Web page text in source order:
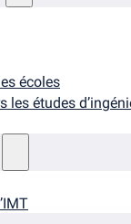
écoles
les études